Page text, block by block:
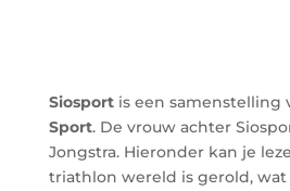
Siosportis een samenstelling
Sport. De vrouw achter
Jongstra. Hieronder kan je
triathlon wereld is gerold, wat